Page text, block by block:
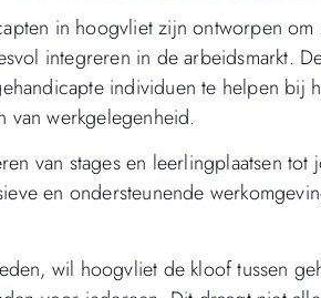
in hoogvliet zijn ontworpen
integreren in de arbeidsmarkt.
individuen te helpen bij
van werkgelegenheid.
van stages en leerlingplaatsen
en ondersteunende
wil hoogvliet de kloof tussen